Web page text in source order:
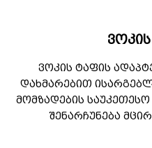
ვოკის ტაფის
დახმარებით
მომზადების საუკეთესო
შენარჩუნება